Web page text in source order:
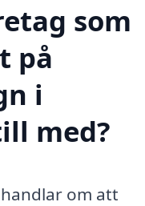
som
på
i
med?
om att